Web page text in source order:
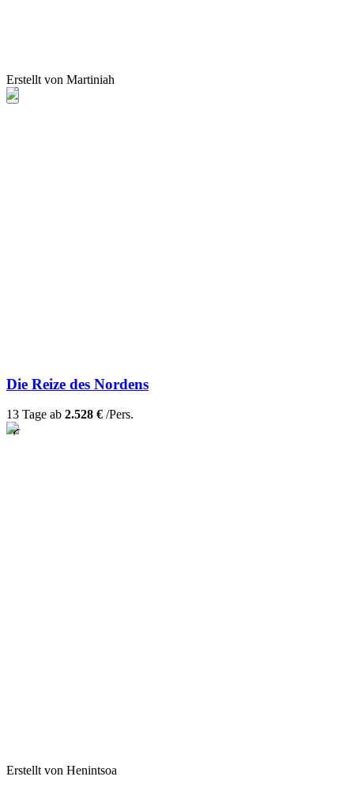
Erstellt von Martiniah
Die Reize des Nordens
13 Tage ab 2.528 € /Pers.
Erstellt von Henintsoa